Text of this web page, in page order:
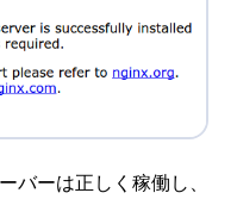
バーは正しく稼働し、